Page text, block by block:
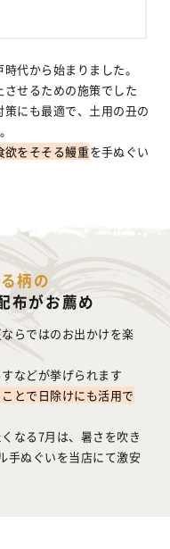
代から始まりました。
せるための施策でした
にも最適で、土用の丑の
欲をそそる鰻重を手ぬぐい
柄の
布がお薦め
らではのお出かけを楽
などが挙げられます
とで日除けにも活用で
なる7月は、暑さを吹き
手ぬぐいを当店にて激安